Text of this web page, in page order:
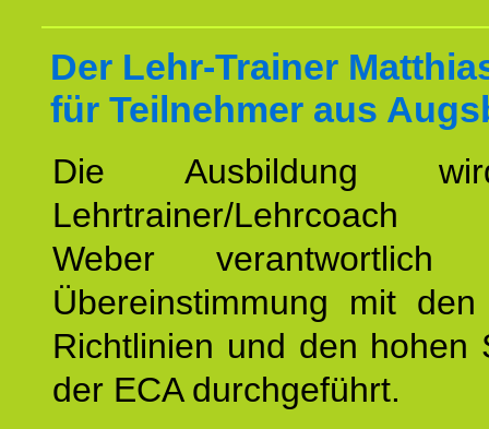
Der Lehr-Trainer
für Teilnehmer aus
Die Ausbildung
Lehrtrainer/Lehrcoach
Weber
Übereinstimmung mit den
Richtlinien und den hohen
der ECA durchgeführt.